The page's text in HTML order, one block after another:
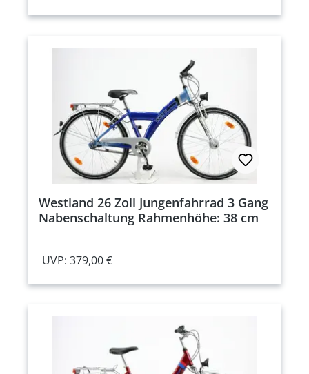
Westland 26 Zoll Jungenfahrrad 3 Gang
Nabenschaltung Rahmenhöhe: 38 cm
UVP: 379,00 €